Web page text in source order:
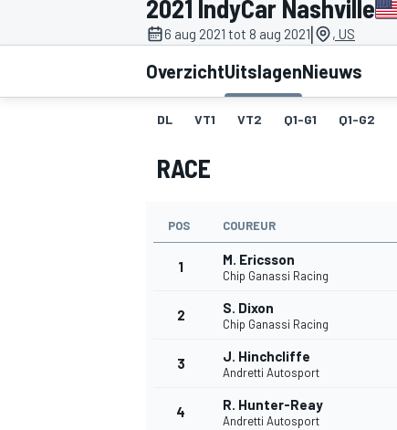
2021 IndyCar Nashville
6 aug 2021 tot 8 aug 2021| , US
OverzichtUitslagenNieuws
DL VT1 VT2 Q1-G1 Q1-G2
RACE
POS COUREUR
1 M. Ericsson
Chip Ganassi Racing
2 S. Dixon
Chip Ganassi Racing
3 J. Hinchcliffe
Andretti Autosport
4 R. Hunter-Reay
Andretti Autosport